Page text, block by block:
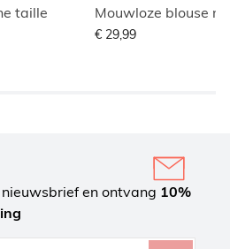
taille Mouwloze blouse
€ 29,99
en ontvang 10%